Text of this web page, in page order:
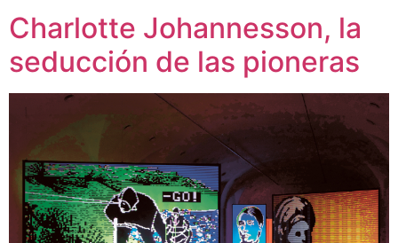
Charlotte Johannesson, la
seducción de las pioneras